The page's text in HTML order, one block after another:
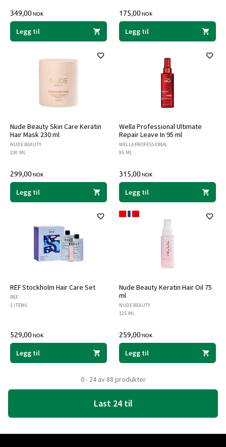
349,00NOK
Legg til
175,00NOK
Legg til
Nude Beauty Skin Care Keratin
Hair Mask 230 ml
NUDE BEAUTY
230 ML
299,00NOK
Legg til
Wella Professional Ultimate
Repair Leave In 95 ml
WELLA PROFESSIONAL
95 ML
315,00NOK
Legg til
REF Stockholm Hair Care Set
REF
1 ITEMS
529,00NOK
Legg til
Nude Beauty Keratin Hair Oil 75
ml
NUDE BEAUTY
125 ML
259,00NOK
Legg til
0 - 24 av 88 produkter
Last 24 til